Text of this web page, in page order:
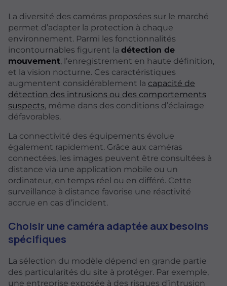
La diversité des caméras proposées sur le marché
permet d’adapter la protection à chaque
environnement. Parmi les fonctionnalités
incontournables figurent la détection de
mouvement, l’enregistrement en haute définition,
et la vision nocturne. Ces caractéristiques
augmentent considérablement la capacité de
détection des intrusions ou des comportements
suspects, même dans des conditions d’éclairage
défavorables.
La connectivité des équipements évolue
également rapidement. Grâce aux caméras
connectées, les images peuvent être consultées à
distance via une application mobile ou un
ordinateur, en temps réel ou en différé. Cette
surveillance à distance favorise une réactivité
accrue en cas d’incident.
Choisir une caméra adaptée aux besoins
spécifiques
La sélection du modèle dépend en grande partie
des particularités du site à protéger. Par exemple,
une entreprise exposée à des risques d’intrusion